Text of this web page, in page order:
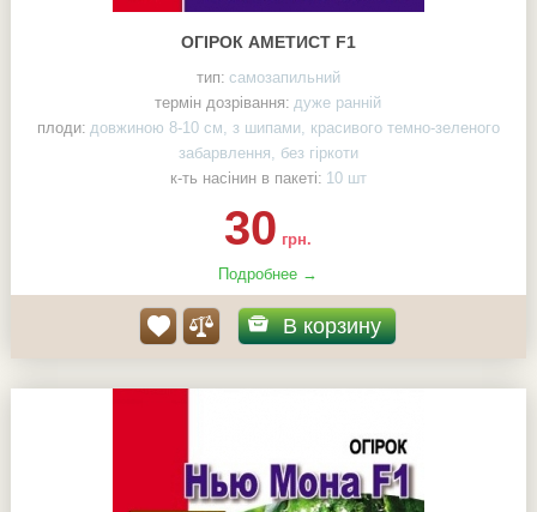
ОГІРОК АМЕТИСТ F1
тип: самозапильний
термін дозрівання: дуже ранній
плоди: довжиною 8-10 см, з шипами, красивого темно-зеленого
забарвлення, без гіркоти
к-ть насінин в пакеті: 10 шт
30 грн.
Подробнее →
В корзину